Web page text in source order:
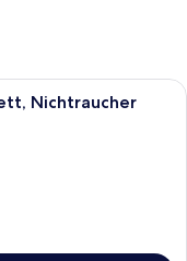
zwei Kopfkissen mit
Nichtraucher